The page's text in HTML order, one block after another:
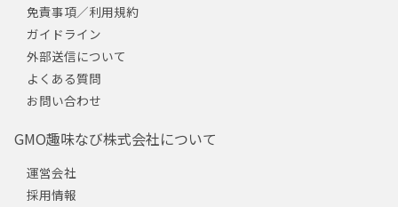
免責事項／利用規約
ガイドライン
外部送信について
よくある質問
お問い合わせ
GMO趣味なび株式会社について
運営会社
採用情報